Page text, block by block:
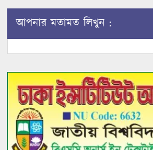
আপনার মতামত লিখুন :